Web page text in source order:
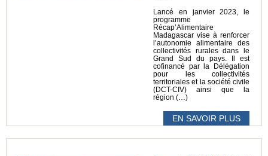
Lancé en janvier 2023, le
programme
Récap’Alimentaire
Madagascar vise à renforcer
l’autonomie alimentaire des
collectivités rurales dans le
Grand Sud du pays. Il est
cofinancé par la Délégation
pour les collectivités
territoriales et la société civile
(DCT-CIV) ainsi que la
région (…)
EN SAVOIR PLUS